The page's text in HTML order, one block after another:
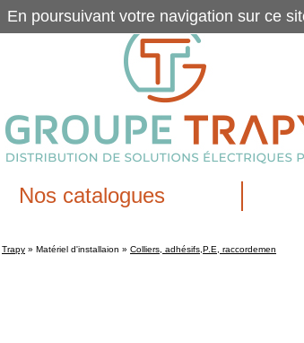
Nos catalogues
Trapy » Matériel d'installaion » Colliers, adhésifs,P.E, raccordemen
En poursuivant votre navigation sur ce